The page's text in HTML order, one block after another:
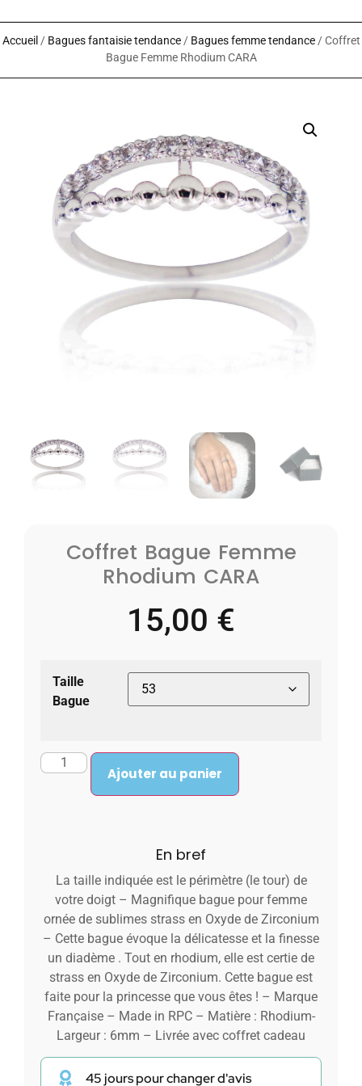
Accueil / Bagues fantaisie tendance/ Bagues femme tendance/ Coffret
Bague Femme Rhodium CARA
Coffret Bague Femme
Rhodium CARA
15,00 €
Taille
Bague
Ajouter au panier
En bref
La taille indiquée est le périmètre (le tour) de
votre doigt – Magnifique bague pour femme
ornée de sublimes strass en Oxyde de Zirconium
– Cette bague évoque la délicatesse et la finesse
un diadème . Tout en rhodium, elle est certie de
strass en Oxyde de Zirconium. Cette bague est
faite pour la princesse que vous êtes ! – Marque
Française – Made in RPC – Matière : Rhodium-
Largeur : 6mm – Livrée avec coffret cadeau
45 jours pour changer d'avis